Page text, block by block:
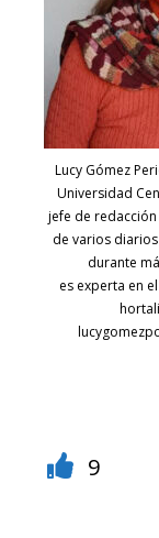
Lucy Gómez
Universidad
jefe de
de varios
durante
es experta en
9